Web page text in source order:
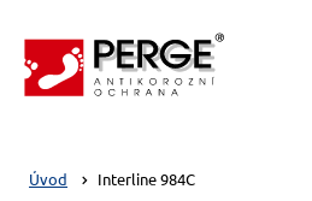
Úvod Interline 984C